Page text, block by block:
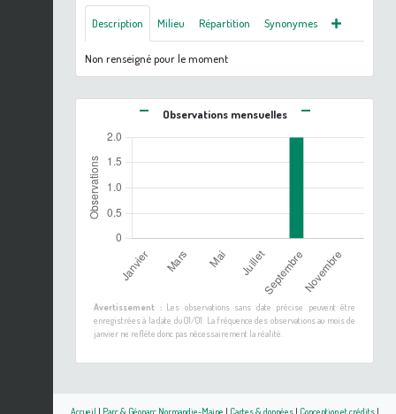
Description Milieu Répartition Synonymes
Non renseigné pour le moment
Observations mensuelles
Avertissement :Les observations sans date précise peuvent être
enregistrées à la date du 01/01. La fréquence des observations au mois de
janvier ne reflète donc pas nécessairement la réalité.
Accueil | Parc & Géoparc Normandie-Maine | Cartes & données| Conception et crédits|